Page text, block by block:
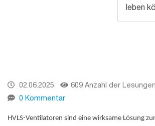
leben
02.06.2025
609 Anzahl der Lesungen
0 Kommentar
HVLS-Ventilatoren sind eine wirksame Lösung